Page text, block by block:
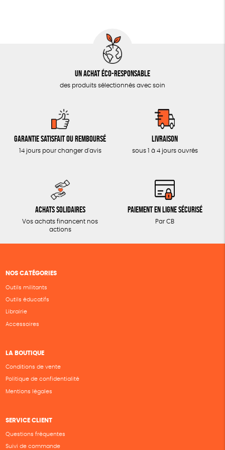
CUISINE / NUTRITION
ACCESSOIRES
Un achat éco-responsable
des produits sélectionnés avec soin
Garantie satisfait ou remboursé
14 jours pour changer d'avis
Livraison
sous 1 à 4 jours ouvrés
Achats solidaires
Vos achats financent nos
actions
Paiement en ligne sécurisé
Par CB
NOS CATÉGORIES
Outils militants
Outils éducatifs
Librairie
Accessoires
LA BOUTIQUE
Conditions de vente
Politique de confidentialité
Mentions légales
SERVICE CLIENT
Questions fréquentes
Suivi de commande